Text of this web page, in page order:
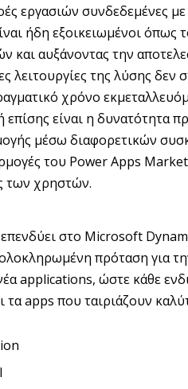
εργασιών συνδεδεμένες
ήδη εξοικειωμένοι όπως
και αυξάνοντας την
λειτουργίες της λύσης δεν
χρόνο
είναι η δυνατότητα
μέσω διαφορετικών
του Power Apps
των χρηστών.
στο Microsoft
πρόταση για
applications, ώστε κάθε
τα apps που ταιριάζουν